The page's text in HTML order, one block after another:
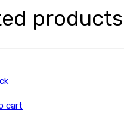
products
cart